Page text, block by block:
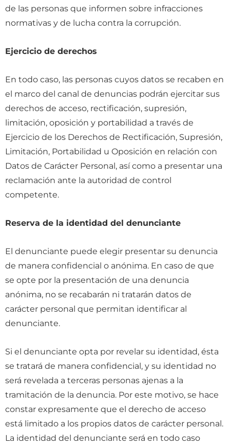
de las personas que informen sobre infracciones
normativas y de lucha contra la corrupción.
Ejercicio de derechos
En todo caso, las personas cuyos datos se recaben en
el marco del canal de denuncias podrán ejercitar sus
derechos de acceso, rectificación, supresión,
limitación, oposición y portabilidad a través de
Ejercicio de los Derechos de Rectificación, Supresión,
Limitación, Portabilidad u Oposición en relación con
Datos de Carácter Personal, así como a presentar una
reclamación ante la autoridad de control
competente.
Reserva de la identidad del denunciante
El denunciante puede elegir presentar su denuncia
de manera confidencial o anónima. En caso de que
se opte por la presentación de una denuncia
anónima, no se recabarán ni tratarán datos de
carácter personal que permitan identificar al
denunciante.
Si el denunciante opta por revelar su identidad, ésta
se tratará de manera confidencial, y su identidad no
será revelada a terceras personas ajenas a la
tramitación de la denuncia. Por este motivo, se hace
constar expresamente que el derecho de acceso
está limitado a los propios datos de carácter personal.
La identidad del denunciante será en todo caso